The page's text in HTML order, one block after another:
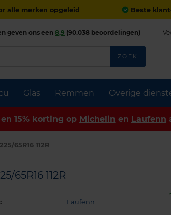
alle merken opgeleid Beste
Glas Remmen Overige
geven ons een8,9 (90.038 beoordelingen)
ZOEK
en 15% korting op Michelin en Laufenn
225/65R16 112R
65R16 112R
Laufenn